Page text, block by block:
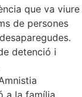
que va viure
de persones
detenció i